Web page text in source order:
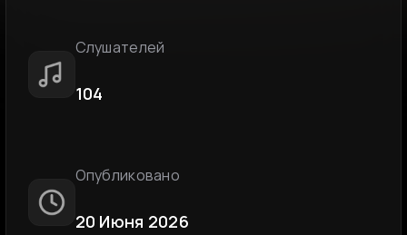
Слушателей
104
Опубликовано
20 Июня 2026